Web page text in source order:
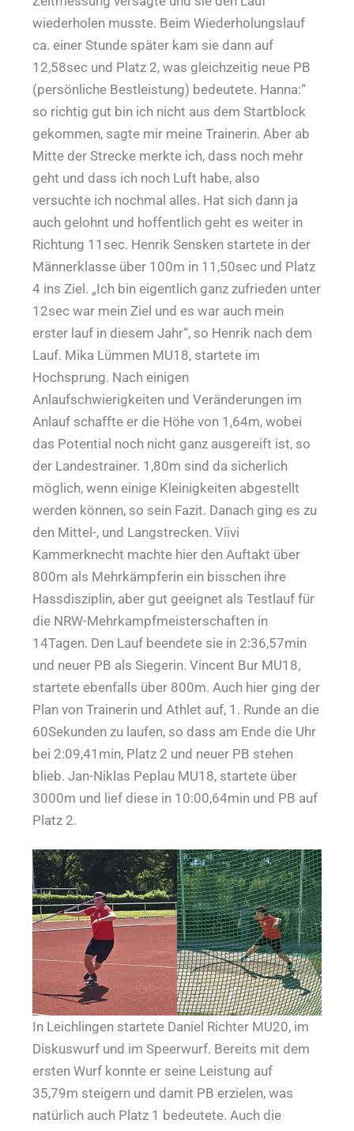
wiederholen musste. Beim Wiederholungslauf
ca. einer Stunde später kam sie dann auf
12,58sec und Platz 2, was gleichzeitig neue PB
(persönliche Bestleistung) bedeutete. Hanna:“
so richtig gut bin ich nicht aus dem Startblock
gekommen, sagte mir meine Trainerin. Aber ab
Mitte der Strecke merkte ich, dass noch mehr
geht und dass ich noch Luft habe, also
versuchte ich nochmal alles. Hat sich dann ja
auch gelohnt und hoffentlich geht es weiter in
Richtung 11sec. Henrik Sensken startete in der
Männerklasse über 100m in 11,50sec und Platz
4 ins Ziel. „Ich bin eigentlich ganz zufrieden unter
12sec war mein Ziel und es war auch mein
erster lauf in diesem Jahr“, so Henrik nach dem
Lauf. Mika Lümmen MU18, startete im
Hochsprung. Nach einigen
Anlaufschwierigkeiten und Veränderungen im
Anlauf schaffte er die Höhe von 1,64m, wobei
das Potential noch nicht ganz ausgereift ist, so
der Landestrainer. 1,80m sind da sicherlich
möglich, wenn einige Kleinigkeiten abgestellt
werden können, so sein Fazit. Danach ging es zu
den Mittel-, und Langstrecken. Viivi
Kammerknecht machte hier den Auftakt über
800m als Mehrkämpferin ein bisschen ihre
Hassdisziplin, aber gut geeignet als Testlauf für
die NRW-Mehrkampfmeisterschaften in
14Tagen. Den Lauf beendete sie in 2:36,57min
und neuer PB als Siegerin. Vincent Bur MU18,
startete ebenfalls über 800m. Auch hier ging der
Plan von Trainerin und Athlet auf, 1. Runde an die
60Sekunden zu laufen, so dass am Ende die Uhr
bei 2:09,41min, Platz 2 und neuer PB stehen
blieb. Jan-Niklas Peplau MU18, startete über
3000m und lief diese in 10:00,64min und PB auf
Platz 2.
In Leichlingen startete Daniel Richter MU20, im
Diskuswurf und im Speerwurf. Bereits mit dem
ersten Wurf konnte er seine Leistung auf
35,79m steigern und damit PB erzielen, was
natürlich auch Platz 1 bedeutete. Auch die